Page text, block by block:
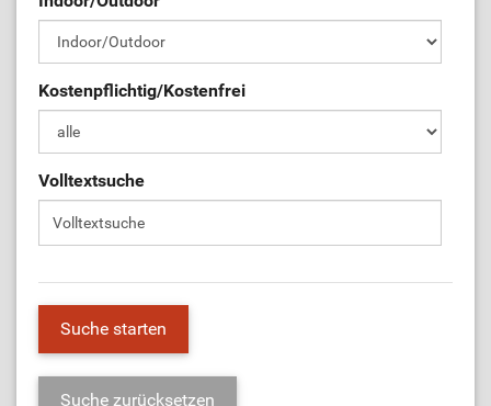
ÜL-Börse
Kostenpflichtig/Kostenfrei
Volltextsuche